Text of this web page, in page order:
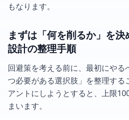
もなります。
まずは「何を削るか」を決
設計の整理手順
回避策を考える前に、最初にや
つ必要がある選択肢」を整理する
アントにしようとすると、上限
まいます。